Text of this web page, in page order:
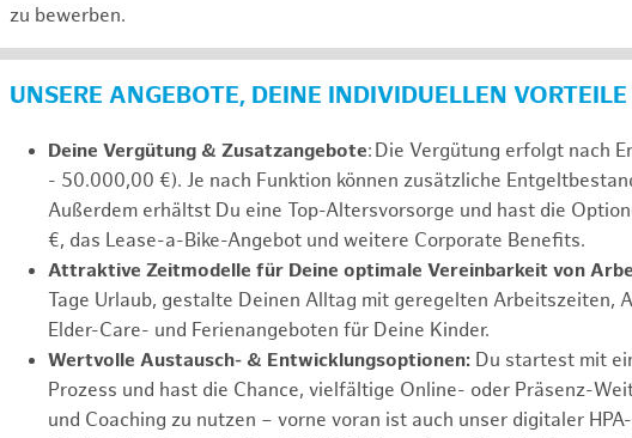
zu bewerben.
UNSERE ANGEBOTE, DEINE INDIVIDUELLEN VORTEILE
Deine Vergütung & Zusatzangebote: Die Vergütung erfolgt nach
- 50.000,00 €). Je nach Funktion können zusätzliche
Außerdem erhältst Du eine Top-Altersvorsorge und hast die
€, das Lease-a-Bike-Angebot und weitere Corporate Benefits.
Attraktive Zeitmodelle für Deine optimale Vereinbarkeit von
Tage Urlaub, gestalte Deinen Alltag mit geregelten Arbeitszeiten,
Elder-Care- und Ferienangeboten für Deine Kinder.
Wertvolle Austausch- & Entwicklungsoptionen: Du startest mit
Prozess und hast die Chance, vielfältige Online- oder Präsenz-
und Coaching zu nutzen – vorne voran ist auch unser digitaler